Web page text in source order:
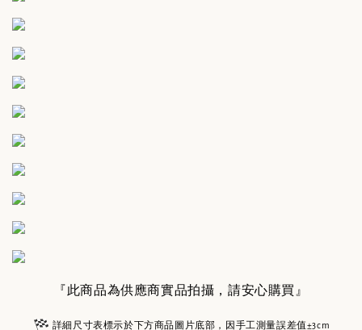
『此商品為供應商實品拍攝，請安心購買』
詳細尺寸表標示於下方商品圖片底部，因手工測量誤差值±3cm